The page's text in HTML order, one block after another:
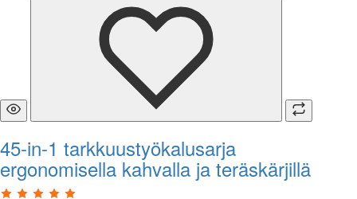
45-in-1 tarkkuustyökalusarja
ergonomisella kahvalla ja teräskärjillä